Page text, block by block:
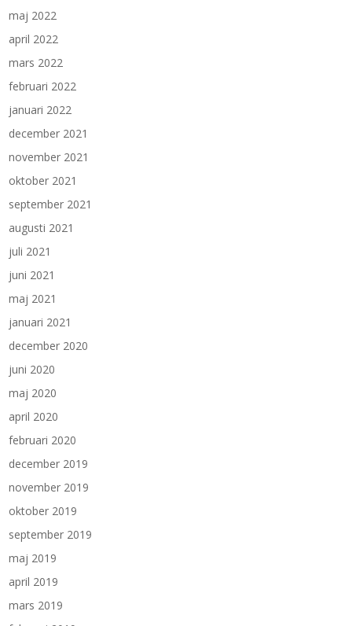
maj 2022
april 2022
mars 2022
februari 2022
januari 2022
december 2021
november 2021
oktober 2021
september 2021
augusti 2021
juli 2021
juni 2021
maj 2021
januari 2021
december 2020
juni 2020
maj 2020
april 2020
februari 2020
december 2019
november 2019
oktober 2019
september 2019
maj 2019
april 2019
mars 2019